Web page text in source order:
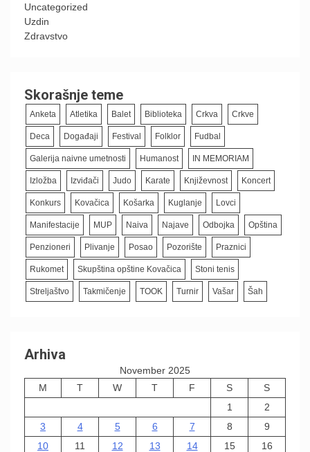
Uncategorized
Uzdin
Zdravstvo
Skorašnje teme
Anketa Atletika Balet Biblioteka Crkva Crkve
Deca Događaji Festival Folklor Fudbal
Galerija naivne umetnosti Humanost IN MEMORIAM
Izložba Izviđači Judo Karate Književnost Koncert
Konkurs Kovačica Košarka Kuglanje Lovci
Manifestacije MUP Naiva Najave Odbojka Opština
Penzioneri Plivanje Posao Pozorište Praznici
Rukomet Skupština opštine Kovačica Stoni tenis
Streljaštvo Takmičenje TOOK Turnir Vašar Šah
Arhiva
November 2025
M
T W T F S
S
1
2
3
4 5 6 7 8
9
10
11 12 13 14 15
16